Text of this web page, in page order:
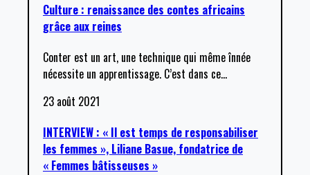
Culture : renaissance des contes africains
grâce aux reines
Conter est un art, une technique qui même înnée
nécessite un apprentissage. C’est dans ce…
23 août 2021
INTERVIEW : « Il est temps de responsabiliser
les femmes », Liliane Basue, fondatrice de
« Femmes bâtisseuses »